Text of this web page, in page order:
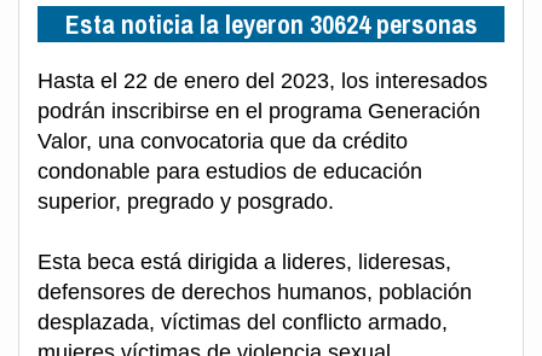
Esta noticia la leyeron 30624 personas
Hasta el 22 de enero del 2023, los interesados
podrán inscribirse en el programa Generación
Valor, una convocatoria que da crédito
condonable para estudios de educación
superior, pregrado y posgrado.
Esta beca está dirigida a lideres, lideresas,
defensores de derechos humanos, población
desplazada, víctimas del conflicto armado,